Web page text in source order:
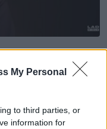
My Personal
to third parties, or
information for
magának a kérdést:
amelyekbe szívesen
Igaz